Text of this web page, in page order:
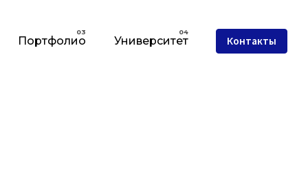
Портфолио Университет Контакты